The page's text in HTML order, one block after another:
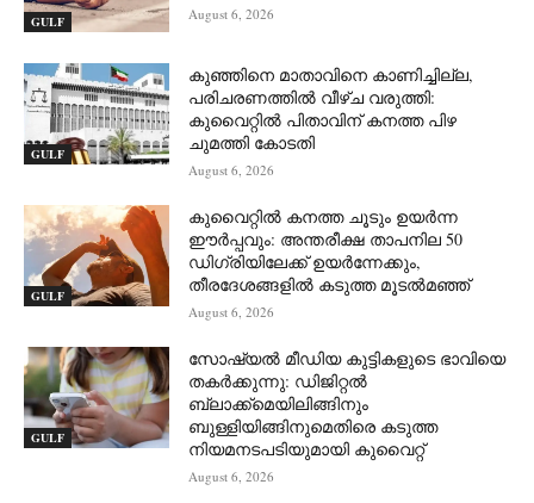
GULF August 6, 2026
GULF
കുഞ്ഞിനെ മാതാവിനെ കാണിച്ചില്ല,
പരിചരണത്തിൽ വീഴ്ച വരുത്തി:
കുവൈറ്റിൽ പിതാവിന് കനത്ത പിഴ
ചുമത്തി കോടതി
August 6, 2026
GULF
കുവൈറ്റിൽ കനത്ത ചൂടും ഉയർന്ന
ഈർപ്പവും: അന്തരീക്ഷ താപനില 50
ഡിഗ്രിയിലേക്ക് ഉയർന്നേക്കും,
തീരദേശങ്ങളിൽ കടുത്ത മൂടൽമഞ്ഞ്
August 6, 2026
GULF
സോഷ്യൽ മീഡിയ കുട്ടികളുടെ ഭാവിയെ
തകർക്കുന്നു: ഡിജിറ്റൽ
ബ്ലാക്ക്‌മെയിലിങ്ങിനും
ബുള്ളിയിങ്ങിനുമെതിരെ കടുത്ത
നിയമനടപടിയുമായി കുവൈറ്റ്
August 6, 2026